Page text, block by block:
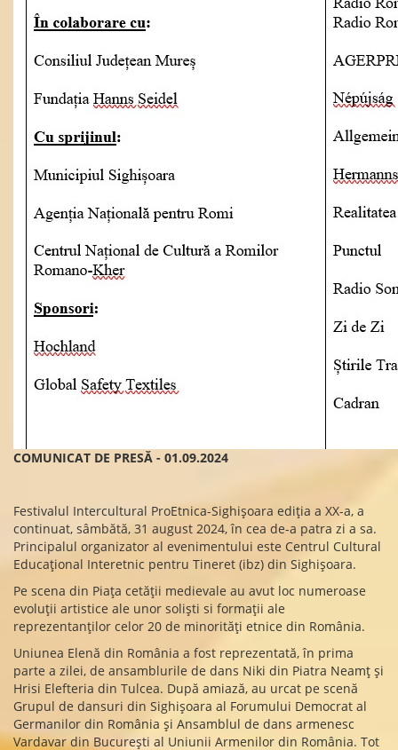
COMUNICAT DE PRESĂ - 01.09.2024
Festivalul Intercultural ProEtnica-Sighișoara ediția a XX-a, a
continuat, sâmbătă, 31 august 2024, în cea de-a patra zi a sa.
Principalul organizator al evenimentului este Centrul Cultural
Educațional Interetnic pentru Tineret (ibz) din Sighișoara.
Pe scena din Piața cetății medievale au avut loc numeroase
evoluții artistice ale unor soliști si formații ale
reprezentanților celor 20 de minorități etnice din România.
Uniunea Elenă din România a fost reprezentată, în prima
parte a zilei, de ansamblurile de dans Niki din Piatra Neamț și
Hrisi Elefteria din Tulcea. După amiază, au urcat pe scenă
Grupul de dansuri din Sighișoara al Forumului Democrat al
Germanilor din România și Ansamblul de dans armenesc
Vardavar din București al Uniunii Armenilor din România. Tot